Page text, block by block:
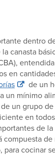
dentro
canasta
en
de un
un mínimo
un grupo
en
de
de
para cocinar